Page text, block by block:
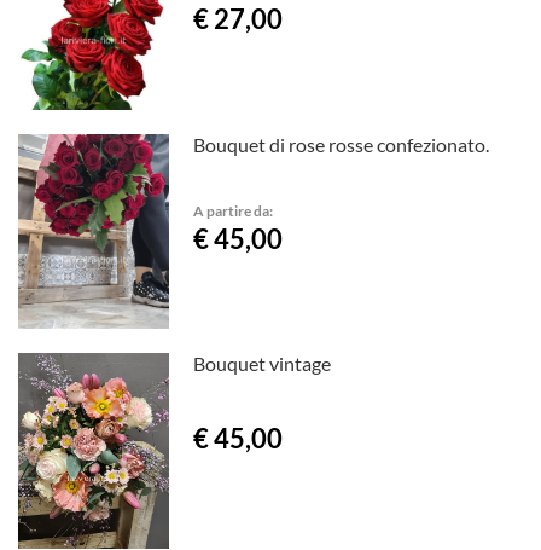
€ 27,00
Bouquet di rose rosse confezionato.
A partire da:
€ 45,00
Bouquet vintage
€ 45,00